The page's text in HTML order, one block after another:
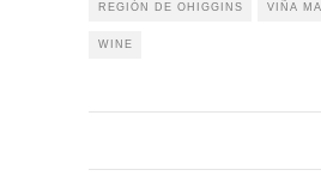
REGIÓN DE OHIGGINS VIÑA
WINE